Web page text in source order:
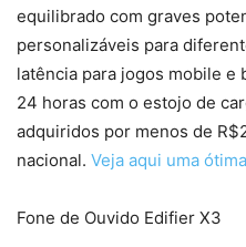
equilibrado com graves
personalizáveis para
latência para jogos mobile e
24 horas com o estojo de
adquiridos por menos de
nacional. Veja aqui uma
Fone de Ouvido Edifier X3